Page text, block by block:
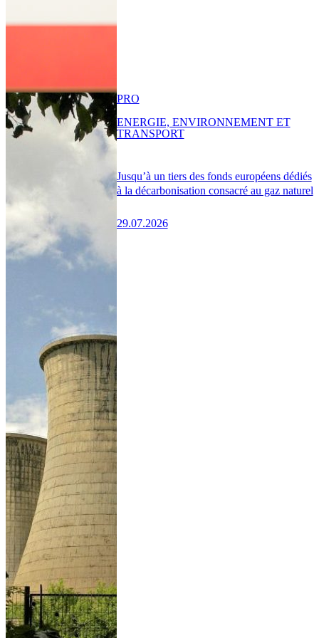
Jusqu’à un tiers des fonds européens dédiés
à la décarbonisation consacré au gaz naturel
29.07.2026
PRO
ENERGIE, ENVIRONNEMENT ET
TRANSPORT